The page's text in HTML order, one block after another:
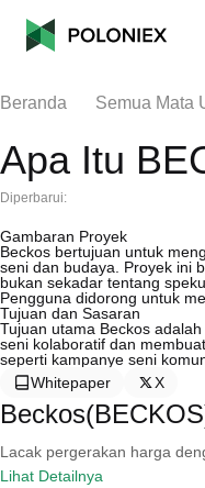
Beranda Semua Mata
Apa Itu
Diperbarui:
Gambaran Proyek
Beckos bertujuan untuk
seni dan budaya. Proyek ini
bukan sekadar tentang
Pengguna didorong untuk
Tujuan dan Sasaran
Tujuan utama Beckos
seni kolaboratif dan
seperti kampanye seni
Whitepaper
X
Lacak pergerakan harga
Lihat Detailnya